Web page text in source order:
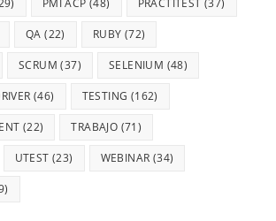
PMI ACP (48) PRACTITEST (37)
QA (22) RUBY (72)
SCRUM (37) SELENIUM (48)
(46) TESTING (162)
(22) TRABAJO (71)
UTEST (23) WEBINAR (34)